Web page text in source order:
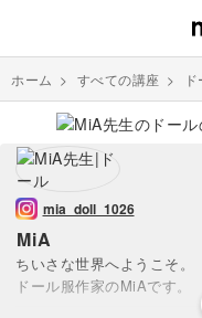
ホーム > すべての講座 >
MiA
mia_doll_1026
ちいさな世界へようこそ。
ドール服作家のMiAです。